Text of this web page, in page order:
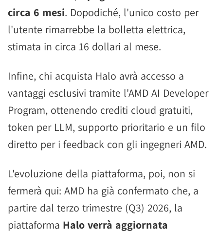
circa 6 mesi. Dopodiché, l'unico costo per
l'utente rimarrebbe la bolletta elettrica,
stimata in circa 16 dollari al mese.
Infine, chi acquista Halo avrà accesso a
vantaggi esclusivi tramite l'AMD AI Developer
Program, ottenendo crediti cloud gratuiti,
token per LLM, supporto prioritario e un filo
diretto per i feedback con gli ingegneri AMD.
L'evoluzione della piattaforma, poi, non si
fermerà qui: AMD ha già confermato che, a
partire dal terzo trimestre (Q3) 2026, la
piattaforma Halo verrà aggiornata